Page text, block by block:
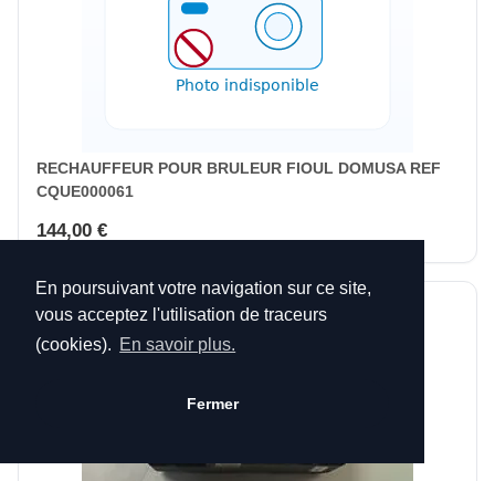
En poursuivant votre navigation sur ce site,
vous acceptez l'utilisation de traceurs
(cookies). En savoir plus.
Fermer
RECHAUFFEUR POUR BRULEUR FIOUL DOMUSA REF
CQUE000061
144,00 €